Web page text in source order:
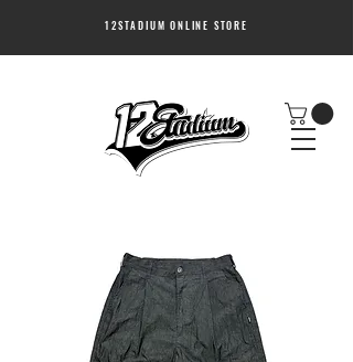
12STADIUM ONLINE STORE